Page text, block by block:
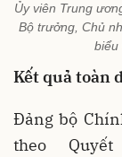
Ủy viên Trung
Bộ trưởng, Chủ
biểu
Kết quả toàn
Đảng bộ
theo